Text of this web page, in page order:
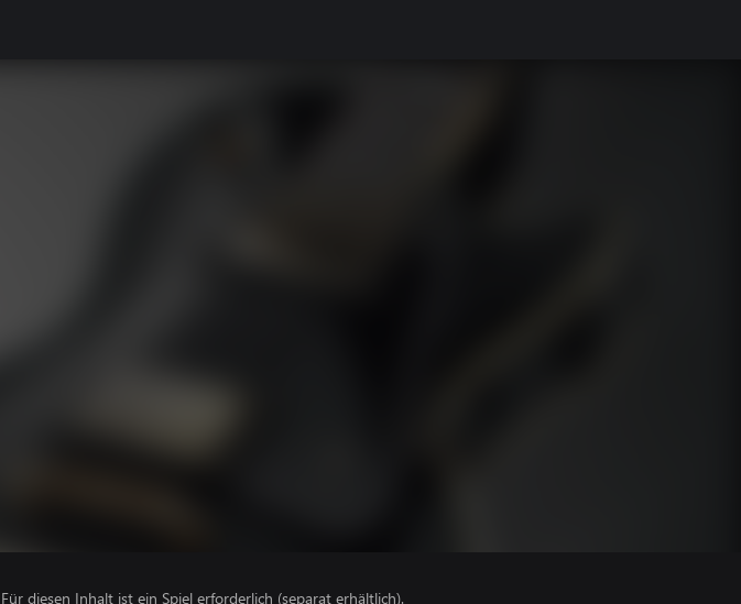
Für diesen Inhalt ist ein Spiel erforderlich (separat erhältlich).